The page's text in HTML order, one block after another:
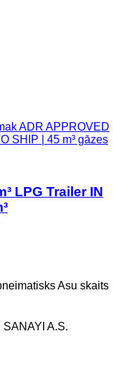
ADR APPROVED
SHIP | 45 m³ gāzes
LPG Trailer IN
Asu skaits
A.S.